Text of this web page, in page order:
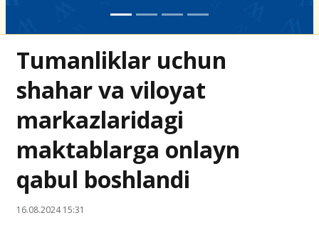
Tumanliklar uchun
shahar va viloyat
markazlaridagi
maktablarga onlayn
qabul boshlandi
16.08.2024 15:31